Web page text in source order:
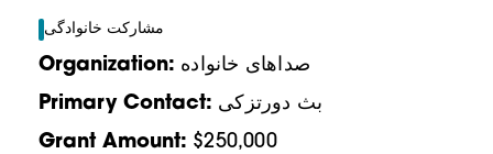
مشارکت خانوادگی
Organization: صداهای خانواده
Primary Contact: بث دورتزکی
Grant Amount: $250,000